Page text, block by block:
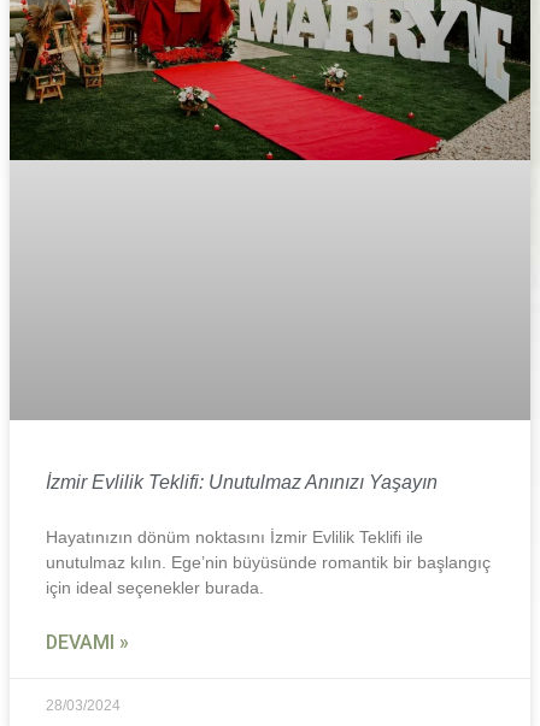
İzmir Evlilik Teklifi: Unutulmaz Anınızı Yaşayın
Hayatınızın dönüm noktasını İzmir Evlilik Teklifi ile
unutulmaz kılın. Ege’nin büyüsünde romantik bir başlangıç
için ideal seçenekler burada.
DEVAMI »
28/03/2024